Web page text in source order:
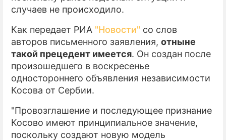
случаев не происходило.
Как передает РИА "Новости" со слов
авторов письменного заявления, отныне
такой прецедент имеется. Он создан после
произошедшего в воскресенье
одностороннего объявления независимости
Косова от Сербии.
"Провозглашение и последующее признание
Косово имеют принципиальное значение,
поскольку создают новую модель